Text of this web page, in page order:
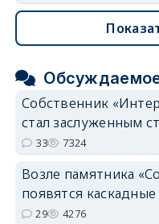
Собственник
стал заслуженным
33 7324
Возле памятника
появятся
29 4276